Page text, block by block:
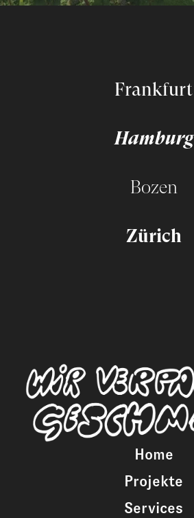
Frankfurt
Hamburg
Bozen
Zürich
Home
Projekte
Services